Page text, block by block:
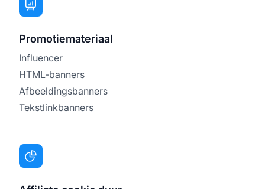
Promotiemateriaal
Influencer
HTML-banners
Afbeeldingsbanners
Tekstlinkbanners